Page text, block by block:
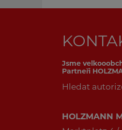
Jsme
Partneři
Hledat
HOLZMANN